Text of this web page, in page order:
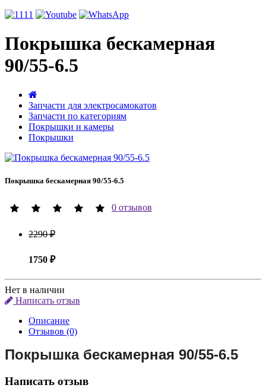
Покрышка бескамерная
90/55-6.5
Запчасти для электросамокатов
Запчасти по категориям
Покрышки и камеры
Покрышки
Покрышка бескамерная 90/55-6.5
0 отзывов
2290 ₽
1750 ₽
Нет в наличии
Написать отзыв
Описание
Отзывов (0)
Покрышка бескамерная 90/55-6.5
Написать отзыв